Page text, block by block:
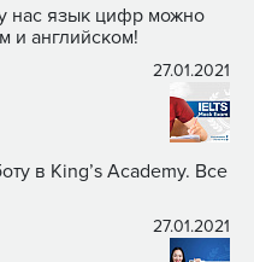
нас язык цифр можно
и английском!
27.01.2021
в King’s Academy. Все
27.01.2021